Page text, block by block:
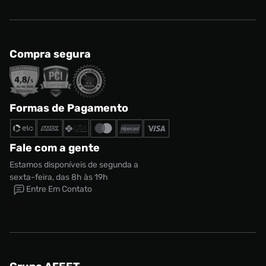
Compra segura
Formas de Pagamento
Fale com a gente
Estamos disponíveis de segunda a
sexta-feira, das 8h às 19h
Entre Em Contato